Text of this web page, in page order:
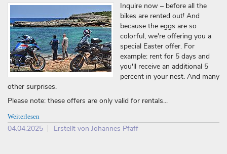
Inquire now – before all the
bikes are rented out! And
because the eggs are so
colorful, we're offering you a
special Easter offer. For
example: rent for 5 days and
you'll receive an additional 5
percent in your nest. And many
other surprises.
Please note: these offers are only valid for rentals...
Weiterlesen
04.04.2025 Erstellt von Johannes Pfaff